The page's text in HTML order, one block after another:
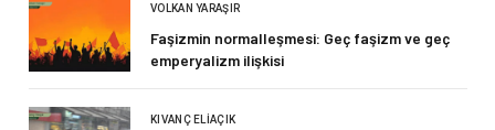
VOLKAN YARAŞIR
Faşizmin normalleşmesi: Geç faşizm ve geç
emperyalizm ilişkisi
KIVANÇ ELIAÇIK